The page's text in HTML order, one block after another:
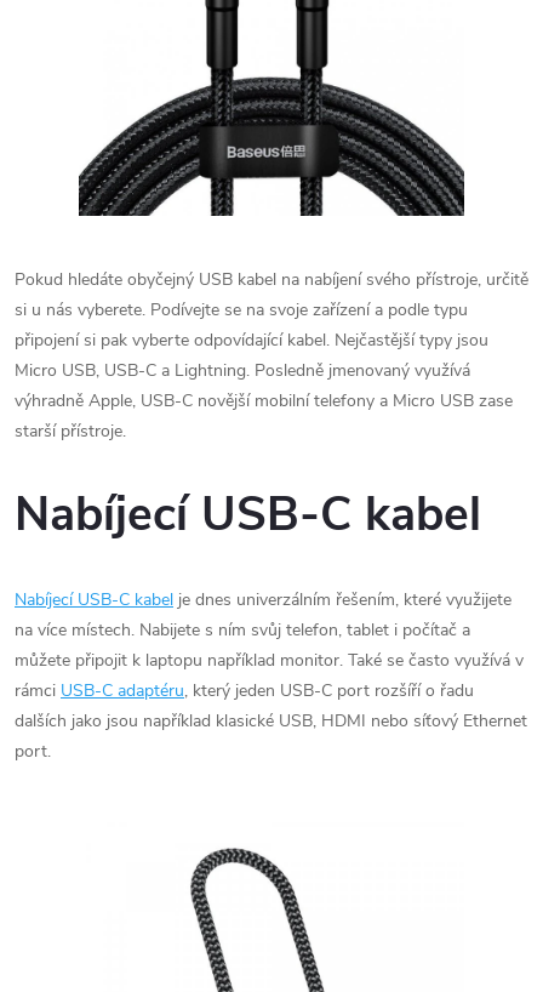
Pokud hledáte obyčejný USB kabel na nabíjení svého přístroje, určitě
si u nás vyberete. Podívejte se na svoje zařízení a podle typu
připojení si pak vyberte odpovídající kabel. Nejčastější typy jsou
Micro USB, USB-C a Lightning. Posledně jmenovaný využívá
výhradně Apple, USB-C novější mobilní telefony a Micro USB zase
starší přístroje.
Nabíjecí USB-C kabel
Nabíjecí USB-C kabel je dnes univerzálním řešením, které využijete
na více místech. Nabijete s ním svůj telefon, tablet i počítač a
můžete připojit k laptopu například monitor. Také se často využívá v
rámci USB-C adaptéru, který jeden USB-C port rozšíří o řadu
dalších jako jsou například klasické USB, HDMI nebo síťový Ethernet
port.